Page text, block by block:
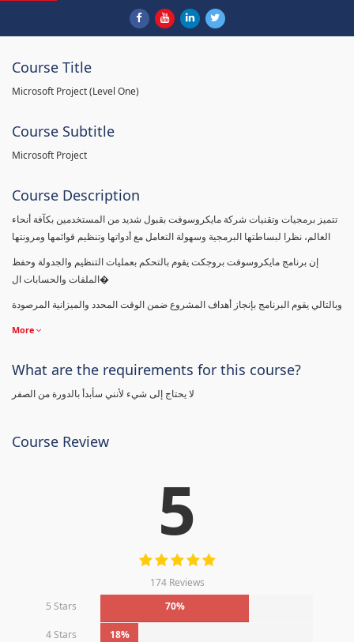
Course Title
Microsoft Project (Level One)
Course Subtitle
Microsoft Project
Course Description
تتميز برمجيات وتقنيات شركة مايكروسوفت بقبول شديد من المستخدمين بكآفة أنحاء
إن برنامج مايكروسوفت بروجكت يقوم بالتحكم بعمليات التنظيم والجدولة وحفظ
الملفات والحسابات ال�
وبالتالي يقوم البرنامج بإنجاز أهداف المشروع ضمن الوقت المحدد والميزانية المرصودة
More
What are the requirements for this course?
لا يحتاج إلى شيء لأنني سأبدأ بالدورة من الصفر
Course Review
5
174 Reviews
5 Stars
70%
4 Stars 18%